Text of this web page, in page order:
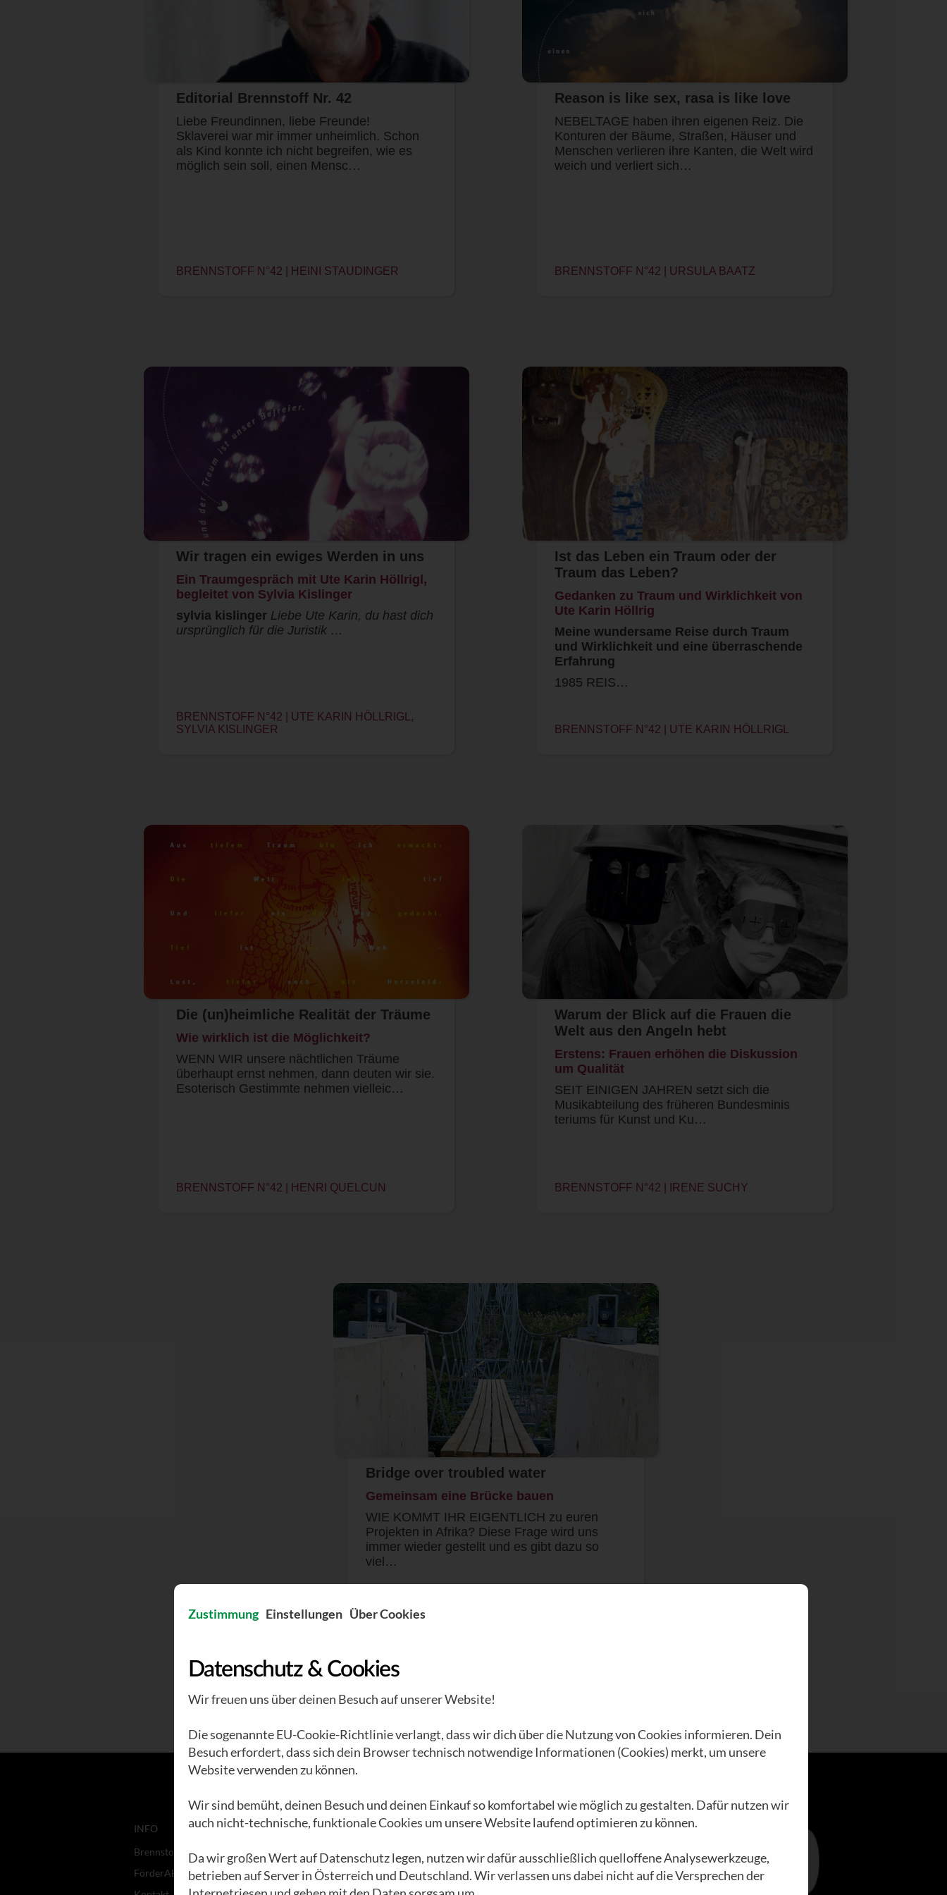
Editorial Brennstoff Nr. 42
Liebe Freundinnen, liebe Freunde!
Sklaverei war mir immer unheimlich. Schon
als Kind konnte ich nicht begreifen, wie es
möglich sein soll, einen Mensc…
BRENNSTOFF N°42 | HEINI STAUDINGER
Reason is like sex, rasa is like love
NEBELTAGE haben ihren eigenen Reiz. Die
Konturen der Bäume, Straßen, Häuser und
Menschen verlieren ihre Kanten, die Welt wird
weich und verliert sich…
BRENNSTOFF N°42 | URSULA BAATZ
Wir tragen ein ewiges Werden in uns
Ein Traumgespräch mit Ute Karin Höllrigl,
begleitet von Sylvia Kislinger
sylvia kislinger Liebe Ute Karin, du hast dich
ursprünglich für die Juristik …
BRENNSTOFF N°42 | UTE KARIN HÖLLRIGL,
SYLVIA KISLINGER
Ist das Leben ein Traum oder der
Traum das Leben?
Gedanken zu Traum und Wirklichkeit von
Ute Karin Höllrig
Meine wundersame Reise durch Traum
und Wirklichkeit und eine überraschende
Erfahrung
1985 REIS…
BRENNSTOFF N°42 | UTE KARIN HÖLLRIGL
Die (un)heimliche Realität der Träume
Wie wirklich ist die Möglichkeit?
WENN WIR unsere nächtlichen Träume
überhaupt ernst nehmen, dann deuten wir sie.
Esoterisch Gestimmte nehmen vielleic…
BRENNSTOFF N°42 | HENRI QUELCUN
Warum der Blick auf die Frauen die
Welt aus den Angeln hebt
Erstens: Frauen erhöhen die Diskussion
um Qualität
SEIT EINIGEN JAHREN setzt sich die
Musikabteilung des früheren Bundesminis
teriums für Kunst und Ku…
BRENNSTOFF N°42 | IRENE SUCHY
Bridge over troubled water
Gemeinsam eine Brücke bauen
WIE KOMMT IHR EIGENTLICH zu euren
Projekten in Afrika? Diese Frage wird uns
immer wieder gestellt und es gibt dazu so
viel…
INFO
Brennstoff
FörderABO
Zustimmung Einstellungen Über Cookies
Datenschutz & Cookies
Wir freuen uns über deinen Besuch auf unserer Website!
Die sogenannte EU-Cookie-Richtlinie verlangt, dass wir dich über die Nutzung von Cookies informieren. Dein
Besuch erfordert, dass sich dein Browser technisch notwendige Informationen (Cookies) merkt, um unsere
Website verwenden zu können.
Wir sind bemüht, deinen Besuch und deinen Einkauf so komfortabel wie möglich zu gestalten. Dafür nutzen wir
auch nicht-technische, funktionale Cookies um unsere Website laufend optimieren zu können.
Da wir großen Wert auf Datenschutz legen, nutzen wir dafür ausschließlich quelloffene Analysewerkzeuge,
betrieben auf Server in Österreich und Deutschland. Wir verlassen uns dabei nicht auf die Versprechen der